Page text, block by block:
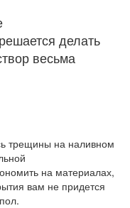
делать
весьма
трещины на наливном
на материалах,
вам не придется